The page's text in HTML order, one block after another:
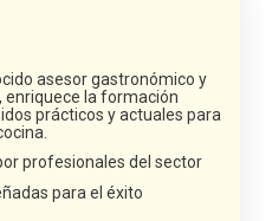
asesor gastronómico y
enriquece la formación
prácticos y actuales para
profesionales del sector
para el éxito